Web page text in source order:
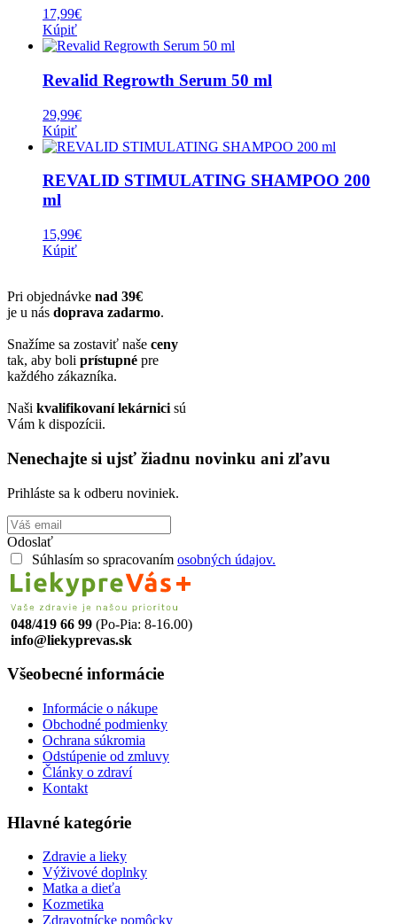
17,99€
Kúpiť
Revalid Regrowth Serum 50 ml
29,99€
Kúpiť
REVALID STIMULATING SHAMPOO 200
ml
15,99€
Kúpiť
Pri objednávke nad 39€
je u nás doprava zadarmo.
Snažíme sa zostaviť naše ceny
tak, aby boli prístupné pre
každého zákazníka.
Naši kvalifikovaní lekárnici sú
Vám k dispozícii.
Nenechajte si ujsť žiadnu novinku ani zľavu
Prihláste sa k odberu noviniek.
Odoslať
Súhlasím so spracovaním osobných údajov.
048/419 66 99 (Po-Pia: 8-16.00)
info@liekyprevas.sk
Všeobecné informácie
Informácie o nákupe
Obchodné podmienky
Ochrana súkromia
Odstúpenie od zmluvy
Články o zdraví
Kontakt
Hlavné kategórie
Zdravie a lieky
Výživové doplnky
Matka a dieťa
Kozmetika
Zdravotnícke pomôcky